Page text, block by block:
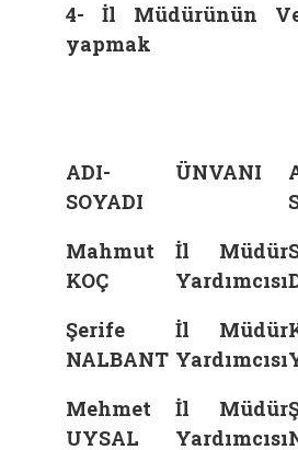
4- İl Müdürünün
yapmak
ADI-
SOYADI
ÜNVANI
Mahmut
KOÇ
İl Müdür
Yardımcısı
Şerife
NALBANT
İl Müdür
Yardımcısı
Mehmet
UYSAL
İl Müdür
Yardımcısı